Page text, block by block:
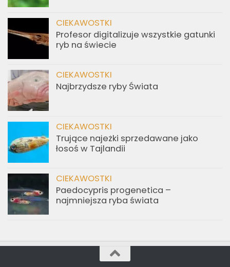
CIEKAWOSTKI
Profesor digitalizuje wszystkie gatunki
ryb na świecie
CIEKAWOSTKI
Najbrzydsze ryby Świata
CIEKAWOSTKI
Trujące najeżki sprzedawane jako
łosoś w Tajlandii
CIEKAWOSTKI
Paedocypris progenetica –
najmniejsza ryba świata